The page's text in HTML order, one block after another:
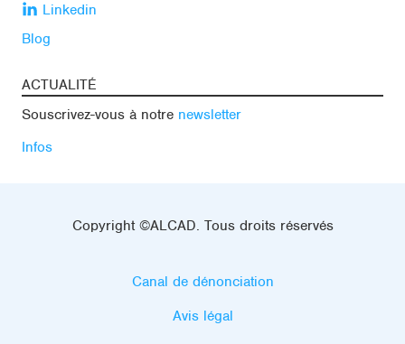
Linkedin
Blog
ACTUALITÉ
Souscrivez-vous à notre newsletter
Infos
Copyright ©ALCAD. Tous droits réservés
Canal de dénonciation
Avis légal